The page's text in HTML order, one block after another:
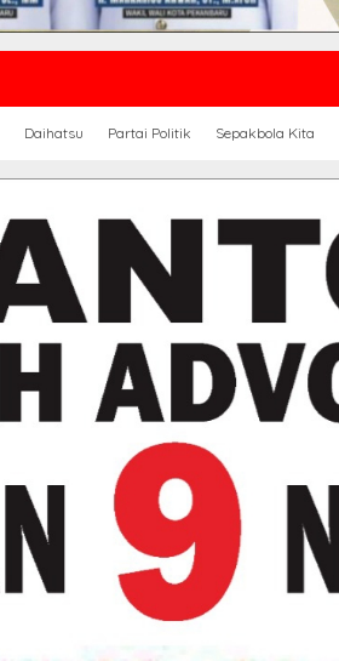
Daihatsu Partai Politik Sepakbola Kita